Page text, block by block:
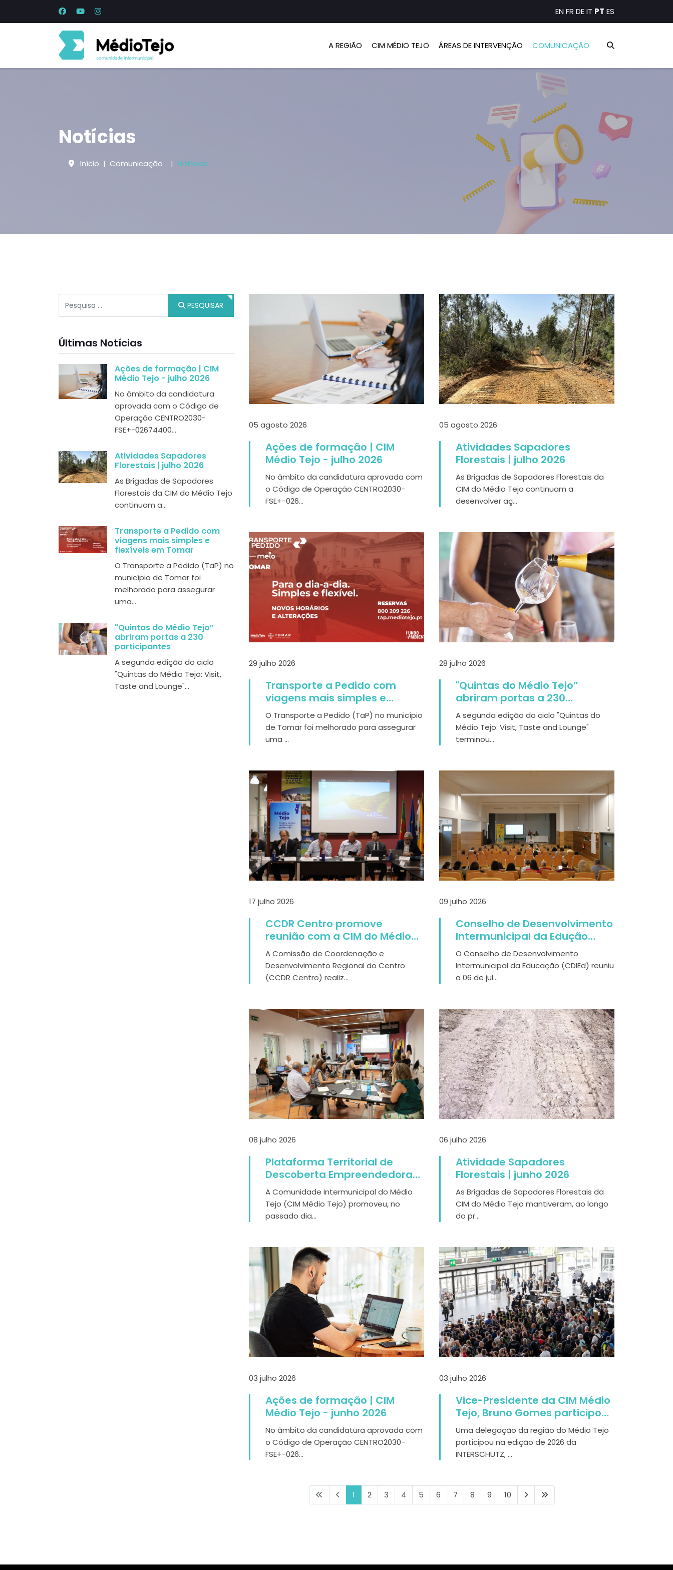
EN FR DEIT PT ES
A REGIÃO CIM MÉDIO TEJO ÁREAS DE INTERVENÇÃO COMUNICAÇÃO
Notícias
Início Comunicação Notícias
PESQUISAR
Últimas Notícias
Ações de formação | CIM
Médio Tejo - julho 2026
No âmbito da candidatura
aprovada com o Código de
Operação CENTRO2030-
FSE+-02674400...
Atividades Sapadores
Florestais | julho 2026
As Brigadas de Sapadores
Florestais da CIM do Médio Tejo
continuam a...
Transporte a Pedido com
viagens mais simples e
flexíveis em Tomar
O Transporte a Pedido (TaP) no
município de Tomar foi
melhorado para assegurar
uma...
"Quintas do Médio Tejo”
abriram portas a 230
participantes
A segunda edição do ciclo
"Quintas do Médio Tejo: Visit,
Taste and Lounge"...
05 agosto 2026
Ações de formação | CIM
Médio Tejo - julho 2026
No âmbito da candidatura aprovada com
o Código de Operação CENTRO2030-
FSE+-026...
05 agosto 2026
Atividades Sapadores
Florestais | julho 2026
As Brigadas de Sapadores Florestais da
CIM do Médio Tejo continuam a
desenvolver aç...
29 julho 2026
Transporte a Pedido com
viagens mais simples e
flexíveis em Tomar
O Transporte a Pedido (TaP) no município
de Tomar foi melhorado para assegurar
uma ...
28 julho 2026
"Quintas do Médio Tejo”
abriram portas a 230
participantes
A segunda edição do ciclo "Quintas do
Médio Tejo: Visit, Taste and Lounge"
terminou...
17 julho 2026
CCDR Centro promove
reunião com a CIM do Médio
Tejo para acompanhar a
execução do Centro 2030 e do
PRR
A Comissão de Coordenação e
Desenvolvimento Regional do Centro
(CCDR Centro) realiz...
09 julho 2026
Conselho de Desenvolvimento
Intermunicipal da Edução
reuniu em Alcanena
O Conselho de Desenvolvimento
Intermunicipal da Educação (CDIEd) reuniu
a 06 de jul...
08 julho 2026
Plataforma Territorial de
Descoberta Empreendedora
do Médio Tejo promove
sessão dedicada à Cultura &
Turismo
A Comunidade Intermunicipal do Médio
Tejo (CIM Médio Tejo) promoveu, no
passado dia...
06 julho 2026
Atividade Sapadores
Florestais | junho 2026
As Brigadas de Sapadores Florestais da
CIM do Médio Tejo mantiveram, ao longo
do pr...
03 julho 2026
Ações de formação | CIM
Médio Tejo - junho 2026
No âmbito da candidatura aprovada com
o Código de Operação CENTRO2030-
FSE+-026...
03 julho 2026
Vice-Presidente da CIM Médio
Tejo, Bruno Gomes participou
na maior feira mundial de
Proteção Civil em Hannover
Uma delegação da região do Médio Tejo
participou na edição de 2026 da
INTERSCHUTZ, ...
1 2 3 4 5 6 7 8 9 10